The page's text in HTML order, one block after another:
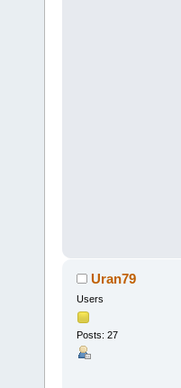
Uran79
Users
Posts: 27